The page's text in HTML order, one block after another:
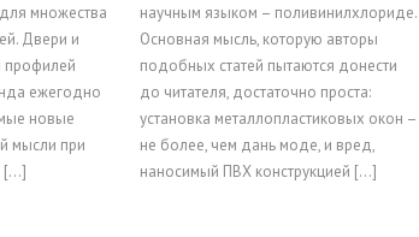
множества
Двери и
профилей
ежегодно
новые
мысли при
[…]
научным языком – поливинилхлориде.
Основная мысль, которую авторы
подобных статей пытаются донести
до читателя, достаточно проста:
установка металлопластиковых окон –
не более, чем дань моде, и вред,
наносимый ПВХ конструкцией […]